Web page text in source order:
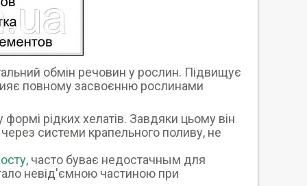
обмін речовин у рослин. Підвищує
повному засвоєнню рослинами
рідких хелатів. Завдяки цьому він
системи крапельного поливу, не
, часто буває недостачным для
невід'ємною частиною при